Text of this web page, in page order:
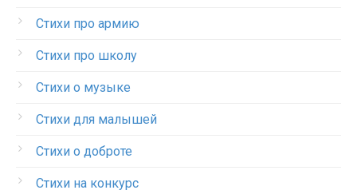
Стихи про армию
Стихи про школу
Стихи о музыке
Стихи для малышей
Стихи о доброте
Стихи на конкурс